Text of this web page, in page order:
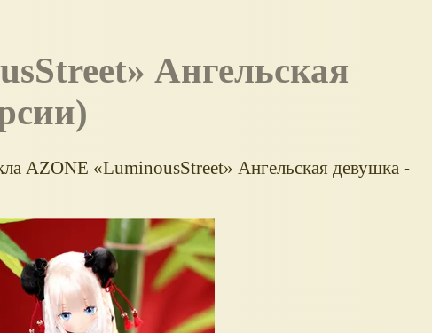
Ангельская
AZONE LuminousStreet
Ангельская девушка -